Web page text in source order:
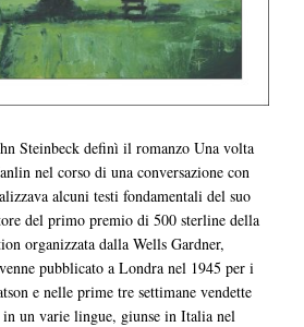
Steinbeck definì il romanzo Una volta
nel corso di una conversazione con
alcuni testi fondamentali del suo
del primo premio di 500 sterline della
organizzata dalla Wells Gardner,
pubblicato a Londra nel 1945 per i
e nelle prime tre settimane vendette
un varie lingue, giunse in Italia nel